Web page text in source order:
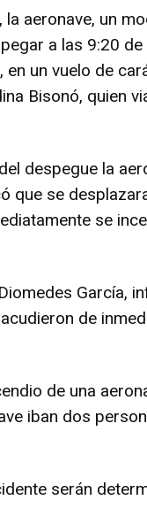
aeronave, un
a las 9:20
un vuelo de
Bisonó, quien
despegue la
que se
se
García,
de
de una
iban dos
serán